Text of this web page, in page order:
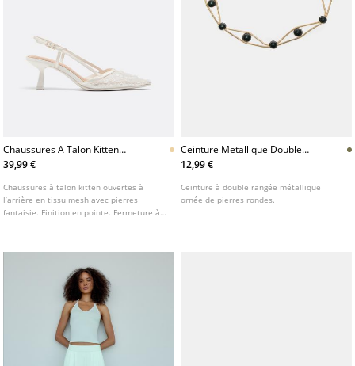
Chaussures A Talon Kitten
Mesh Pierres Fantaisie
39,99 €
Chaussures à talon kitten ouvertes à
l’arrière en tissu mesh avec pierres
fantaisie. Finition en pointe. Fermeture à
cm
Ceinture Metallique Double
Rangee A Pierres
12,99 €
Ceinture à double rangée métallique
ornée de pierres rondes.